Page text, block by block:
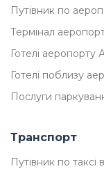
Путівник по
Термінал
Готелі аеропорту
Готелі поблизу
Послуги
Транспорт
Путівник по таксі